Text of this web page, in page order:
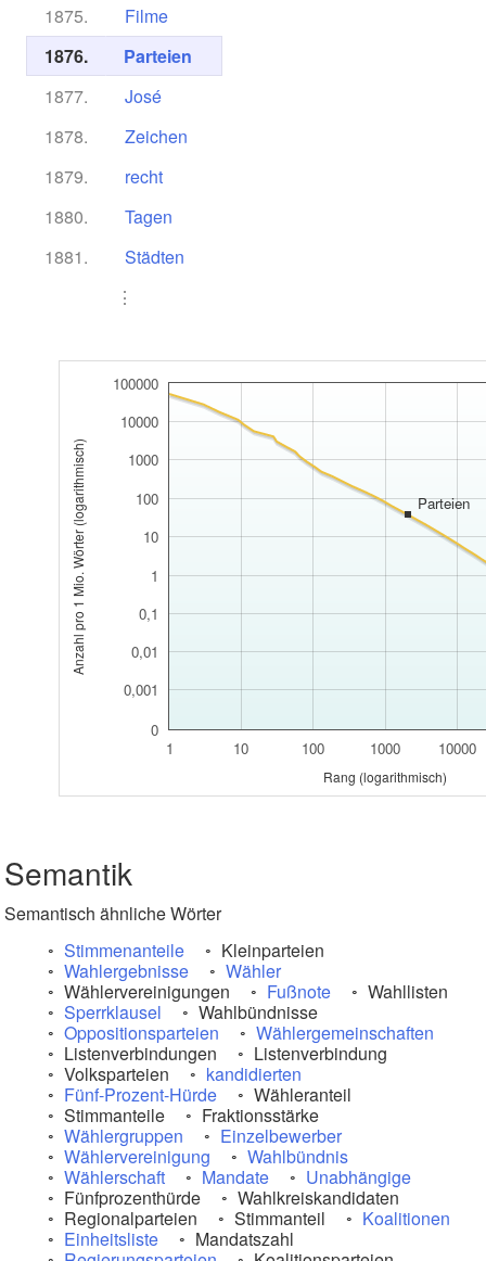
1875.
Filme
1876.
Parteien
1877.
José
1878.
Zeichen
1879.
recht
1880.
Tagen
1881.
Städten
⋮
1 10 100 1000 10000
0
1
10
100
1000
10000
100000
0,001
0,01
0,1
Parteien
Rang (logarithmisch)
Anzahl pro 1 Mio. Wörter (logarithmisch)
Semantik
Semantisch ähnliche Wörter
Stimmenanteile
Kleinparteien
Wahlergebnisse
Wähler
Wählervereinigungen
Fußnote
Wahllisten
Sperrklausel
Wahlbündnisse
Oppositionsparteien
Wählergemeinschaften
Listenverbindungen
Listenverbindung
Volksparteien
kandidierten
Fünf-Prozent-Hürde
Wähleranteil
Stimmanteile
Fraktionsstärke
Wählergruppen
Einzelbewerber
Wählervereinigung
Wahlbündnis
Wählerschaft
Mandate
Unabhängige
Fünfprozenthürde
Wahlkreiskandidaten
Regionalparteien
Stimmanteil
Koalitionen
Einheitsliste
Mandatszahl